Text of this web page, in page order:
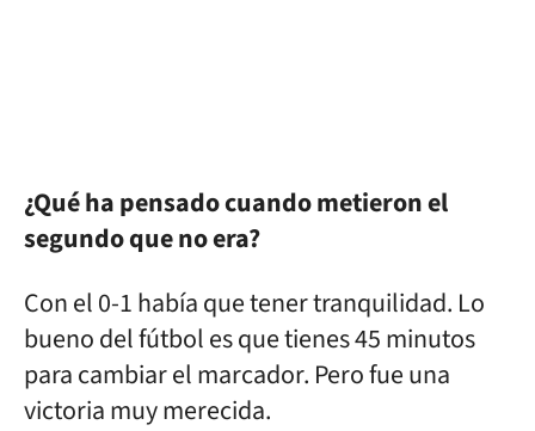
¿Qué ha pensado cuando metieron el
segundo que no era?
Con el 0-1 había que tener tranquilidad. Lo
bueno del fútbol es que tienes 45 minutos
para cambiar el marcador. Pero fue una
victoria muy merecida.